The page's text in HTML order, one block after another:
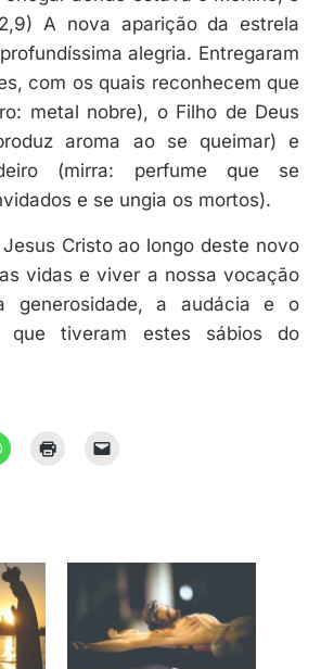
A nova aparição da estrela
alegria. Entregaram
com os quais reconhecem que
metal nobre), o Filho de Deus
aroma ao se queimar) e
(mirra: perfume que se
e se ungia os mortos).
Cristo ao longo deste novo
vidas e viver a nossa vocação
generosidade, a audácia e o
que tiveram estes sábios do